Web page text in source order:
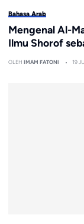
Bahasa Arab
Mengenal Al-
Ilmu Shorof
OLEH IMAM FATONI 19